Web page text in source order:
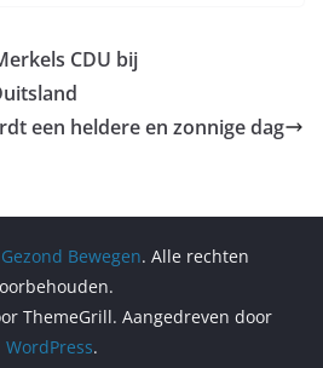
CDU bij
een heldere en zonnige dag
Gezond Bewegen. Alle rechten
ThemeGrill. Aangedreven door
WordPress.